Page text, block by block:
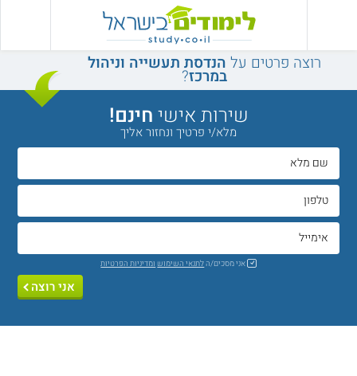
רוצה פרטים על הנדסת תעשייה וניהול
במרכז?
שירות אישיחינם!
מלא/י פרטיך ונחזור אליך
אני מסכים/הלתנאי השימוש ומדיניות הפרטיות
אני רוצה